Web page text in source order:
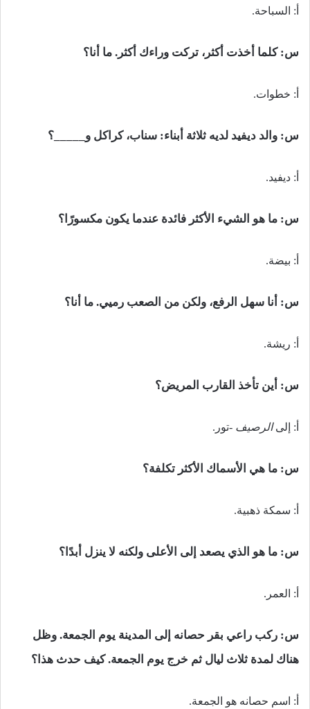
أ: السباحة.
س: كلما أخذت أكثر، تركت وراءك أكثر. ما أنا؟
أ: خطوات.
س: والد ديفيد لديه ثلاثة أبناء: سناب، كراكل و_____؟
أ: ديفيد.
س: ما هو الشيء الأكثر فائدة عندما يكون مكسورًا؟
أ: بيضة.
س: أنا سهل الرفع، ولكن من الصعب رميي. ما أنا؟
أ: ريشة.
س: أين تأخذ القارب المريض؟
أ: إلىالرصيف -تور.
س: ما هي الأسماك الأكثر تكلفة؟
أ: سمكة ذهبية.
س: ما هو الذي يصعد إلى الأعلى ولكنه لا ينزل أبدًا؟
أ: العمر.
س: ركب راعي بقر حصانه إلى المدينة يوم الجمعة. وظل
هناك لمدة ثلاث ليال ثم خرج يوم الجمعة. كيف حدث هذا؟
أ: اسم حصانه هو الجمعة.